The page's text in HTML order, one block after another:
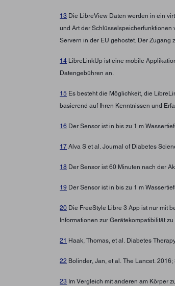
13 Die LibreView Daten werden in ein
und Art der
Servern in der EU gehostet. Der Zugang
14 LibreLinkUp ist eine mobile
Datengebühren an.
15 Es besteht die Möglichkeit, die
basierend auf Ihren Kenntnissen und
16 Der Sensor ist in bis zu 1 m
17 Alva S et al. Journal of Diabetes
18 Der Sensor ist 60 Minuten nach der
19 Der Sensor ist in bis zu 1 m
20 Die FreeStyle Libre 3 App ist nur mit
Informationen zur Gerätekompatibilität
21 Haak, Thomas, et al. Diabetes
22 Bolinder, Jan, et al. The Lancet.
23 Im Vergleich mit anderen am Körper